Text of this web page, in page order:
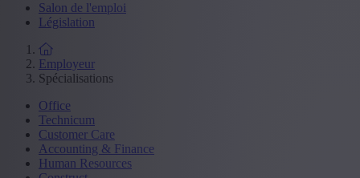
Salon de l'emploi
Législation
Employeur
Spécialisations
Office
Technicum
Customer Care
Accounting & Finance
Human Resources